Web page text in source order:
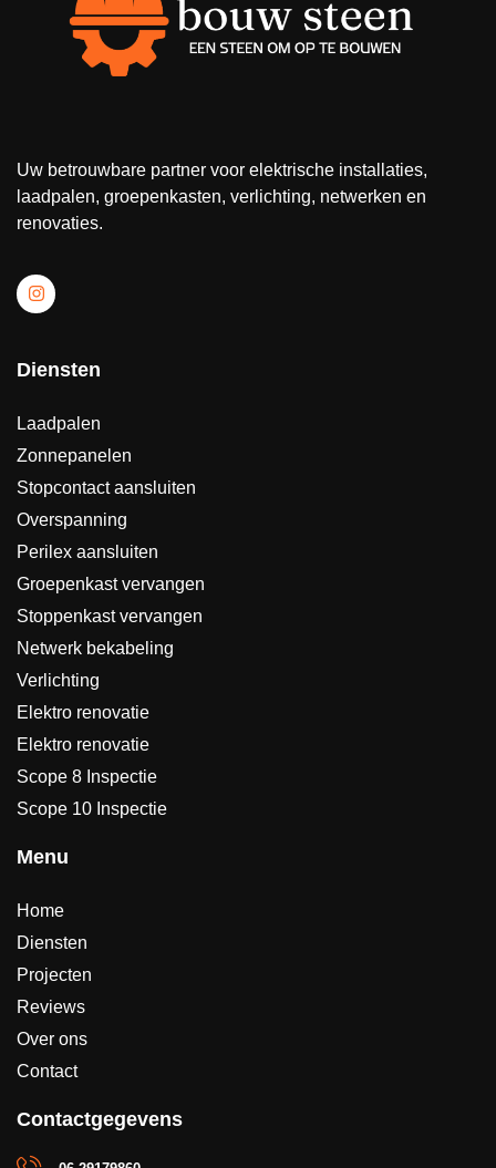
Uw betrouwbare partner voor elektrische installaties,
laadpalen, groepenkasten, verlichting, netwerken en
renovaties.
Diensten
Laadpalen
Zonnepanelen
Stopcontact aansluiten
Overspanning
Perilex aansluiten
Groepenkast vervangen
Stoppenkast vervangen
Netwerk bekabeling
Verlichting
Elektro renovatie
Elektro renovatie
Scope 8 Inspectie
Scope 10 Inspectie
Menu
Home
Diensten
Projecten
Reviews
Over ons
Contact
Contactgegevens